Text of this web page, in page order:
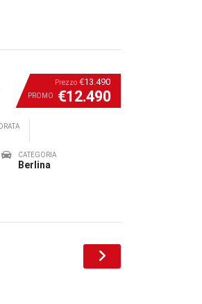
Prezzo €13.490
PROMO €12.490
CATEGORIA
Berlina